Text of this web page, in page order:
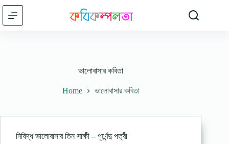
Skip
content
ভালোবাসার কবিতা
Home ভালোবাসার কবিতা
নিষিদ্ধ ভালোবাসার তিন সাক্ষী – পূর্ণেন্দু পত্রী